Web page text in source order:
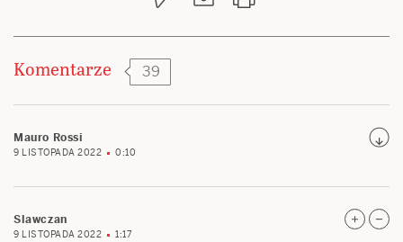
Komentarze 39
Mauro Rossi
9 LISTOPADA 2022 0:10
Slawczan
9 LISTOPADA 2022 1:17